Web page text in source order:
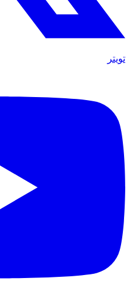
تويتر